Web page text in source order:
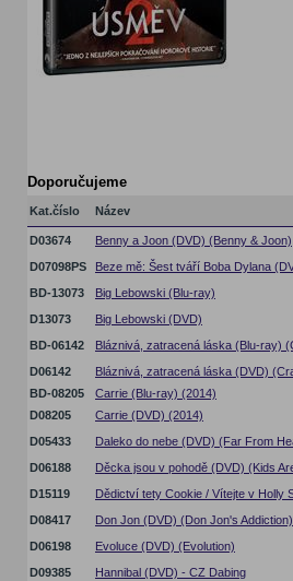
Doporučujeme
Kat.číslo Název
D03674
Benny a Joon (DVD) (Benny & Joon)
D07098PS
Beze mě: Šest tváří Boba Dylana
BD-13073
Big Lebowski (Blu-ray)
D13073
Big Lebowski (DVD)
BD-06142
Bláznivá, zatracená láska (Blu-ray)
D06142
Bláznivá, zatracená láska (DVD)
BD-08205
Carrie (Blu-ray) (2014)
D08205
Carrie (DVD) (2014)
D05433
Daleko do nebe (DVD) (Far From
D06188
Děcka jsou v pohodě (DVD) (Kids
D15119
Dědictví tety Cookie / Vítejte v Holly
D08417
Don Jon (DVD) (Don Jon's Addiction)
D06198
Evoluce (DVD) (Evolution)
D09385
Hannibal (DVD) - CZ Dabing